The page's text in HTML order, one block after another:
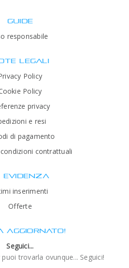
GUIDE
responsabile
LEGALI
Policy
Policy
privacy
e resi
di pagamento
contrattuali
EVIDENZA
inserimenti
Offerte
AGGIORNATO!
Seguici...
trovarla ovunque... Seguici!